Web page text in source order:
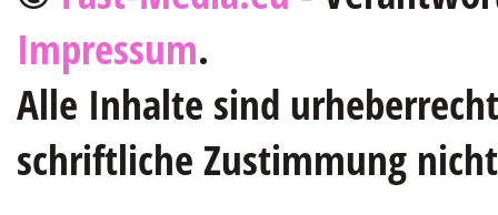
Impressum.
Alle Inhalte sind
schriftliche Zustimmung